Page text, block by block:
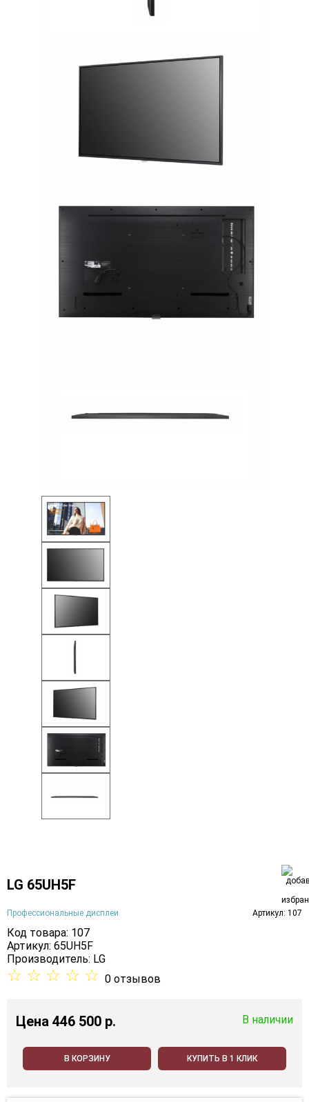
LG 65UH5F
Профессиональные дисплеи Артикул: 107
Код товара: 107
Артикул: 65UH5F
Производитель: LG
☆ ☆ ☆ ☆ ☆ 0 отзывов
Цена 446 500 p. В наличии
В КОРЗИНУ КУПИТЬ В 1 КЛИК